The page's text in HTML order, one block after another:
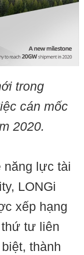
trong
cán mốc
2020.
năng lực tài
LONGi
xếp hạng
tư liên
thành